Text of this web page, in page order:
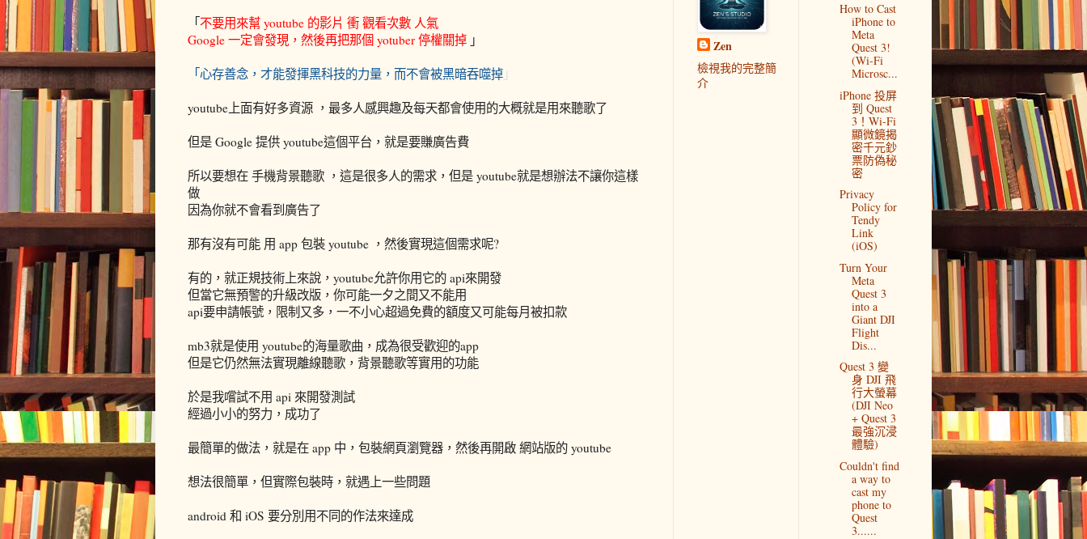
「不要用來幫 youtube 的影片 衝 觀看次數 人氣
Google 一定會發現，然後再把那個 yotuber 停權關掉 」
「心存善念，才能發揮黑科技的力量，而不會被黑暗吞噬掉 」
youtube上面有好多資源 ，最多人感興趣及每天都會使用的大概就是用來聽歌了
但是 Google 提供 youtube這個平台，就是要賺廣告費
所以要想在 手機背景聽歌 ，這是很多人的需求，但是 youtube就是想辦法不讓你這樣
做
因為你就不會看到廣告了
那有沒有可能 用 app 包裝 youtube ，然後實現這個需求呢?
有的，就正規技術上來說，youtube允許你用它的 api來開發
但當它無預警的升級改版，你可能一夕之間又不能用
api要申請帳號，限制又多，一不小心超過免費的額度又可能每月被扣款
mb3就是使用 youtube的海量歌曲，成為很受歡迎的app
但是它仍然無法實現離線聽歌，背景聽歌等實用的功能
於是我嚐試不用 api 來開發測試
經過小小的努力，成功了
最簡單的做法，就是在 app 中，包裝網頁瀏覽器，然後再開啟 網站版的 youtube
想法很簡單，但實際包裝時，就遇上一些問題
android 和 iOS 要分別用不同的作法來達成
Zen
檢視我的完整簡
介
How to Cast
iPhone to
Meta
Quest 3!
(Wi-Fi
Microsc...
iPhone 投屏
到 Quest
3！Wi-Fi
顯微鏡揭
密千元鈔
票防偽秘
密
Privacy
Policy for
Tendy
Link
(iOS)
Turn Your
Meta
Quest 3
into a
Giant DJI
Flight
Dis...
Quest 3 變
身 DJI 飛
行大螢幕
(DJI Neo
+ Quest 3
最強沉浸
體驗)
Couldn't find
a way to
cast my
phone to
Quest
3......